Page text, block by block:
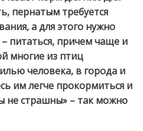
пернатым требуется
а для этого нужно
питаться, причем чаще и
многие из птиц
человека, в города и
им легче прокормиться и
не страшны» – так можно